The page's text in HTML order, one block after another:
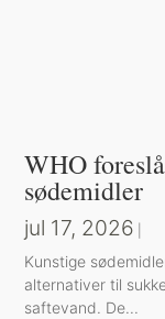
WHO
sødemidler
jul 17, 2026
Kunstige
alternativer til
saftevand. De...